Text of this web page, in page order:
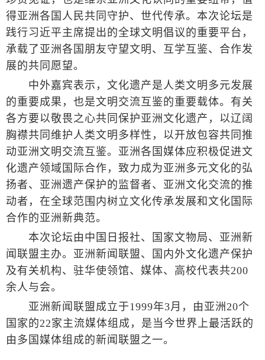
得亚洲各国人民共同守护、世代传承。本次论坛是
践行习近平主席提出的全球文明倡议的重要平台，
承载了亚洲各国朋友守望文明、互学互鉴、合作发
展的共同愿望。
中外嘉宾表示，文化遗产是人类文明多元发展
的重要成果，也是文明交流互鉴的重要载体。有关
各方要以敬畏之心共同保护亚洲文化遗产，以辽阔
胸襟共同维护人类文明多样性，以开放包容共同推
动亚洲文明交流互鉴。亚洲各国媒体应积极促进文
化遗产领域国际合作，致力成为亚洲多元文化的弘
扬者、亚洲遗产保护的监督者、亚洲文化交流的推
动者，在全球范围内树立文化传承发展和文化国际
合作的亚洲新典范。
本次论坛由中国日报社、国家文物局、亚洲新
闻联盟主办。亚洲新闻联盟、国内外文化遗产保护
及有关机构、驻华使领馆、媒体、高校代表共200
余人与会。
亚洲新闻联盟成立于1999年3月，由亚洲20个
国家的22家主流媒体组成，是当今世界上最活跃的
由多国媒体组成的新闻联盟之一。